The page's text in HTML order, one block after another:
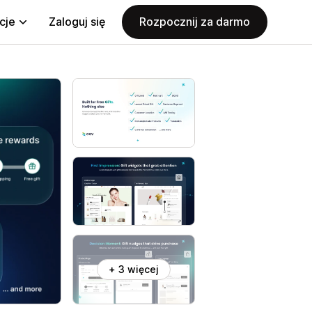
Zaloguj się Rozpocznij za darmo
+ 3 więcej